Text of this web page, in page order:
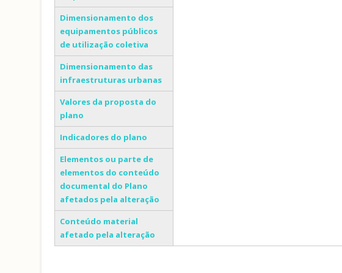
Dimensionamento dos
equipamentos públicos
de utilização coletiva
Dimensionamento das
infraestruturas urbanas
Valores da proposta do
plano
Indicadores do plano
Elementos ou parte de
elementos do conteúdo
documental do Plano
afetados pela alteração
Conteúdo material
afetado pela alteração